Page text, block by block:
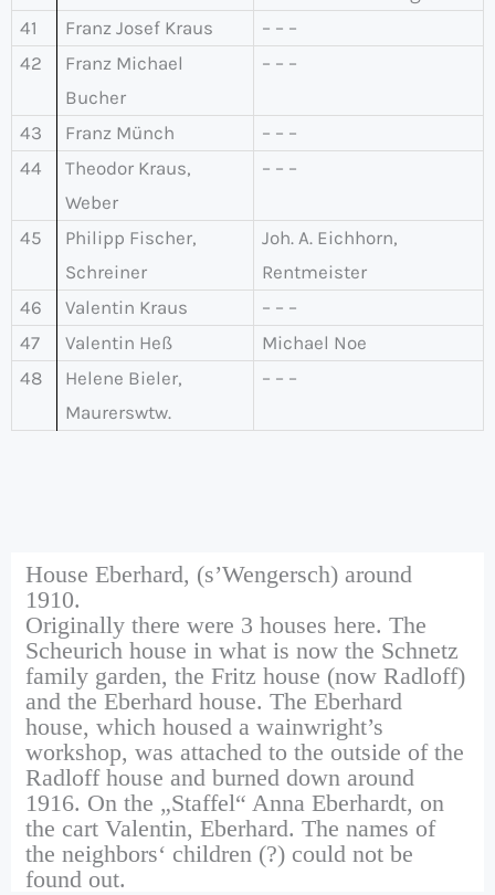
41
Franz Josef Kraus
– – –
42
Franz Michael
Bucher
– – –
43 Franz Münch
– – –
44
Theodor Kraus,
Weber
– – –
45
Philipp Fischer,
Schreiner
Joh. A. Eichhorn,
Rentmeister
46
Valentin Kraus
– – –
47
Valentin Heß
Michael Noe
48
Helene Bieler,
Maurerswtw.
– – –
House Eberhard, (s’Wengersch) around
1910.
Originally there were 3 houses here. The
Scheurich house in what is now the Schnetz
family garden, the Fritz house (now Radloff)
and the Eberhard house. The Eberhard
house, which housed a wainwright’s
workshop, was attached to the outside of the
Radloff house and burned down around
1916. On the „Staffel“ Anna Eberhardt, on
the cart Valentin, Eberhard. The names of
the neighbors‘ children (?) could not be
found out.